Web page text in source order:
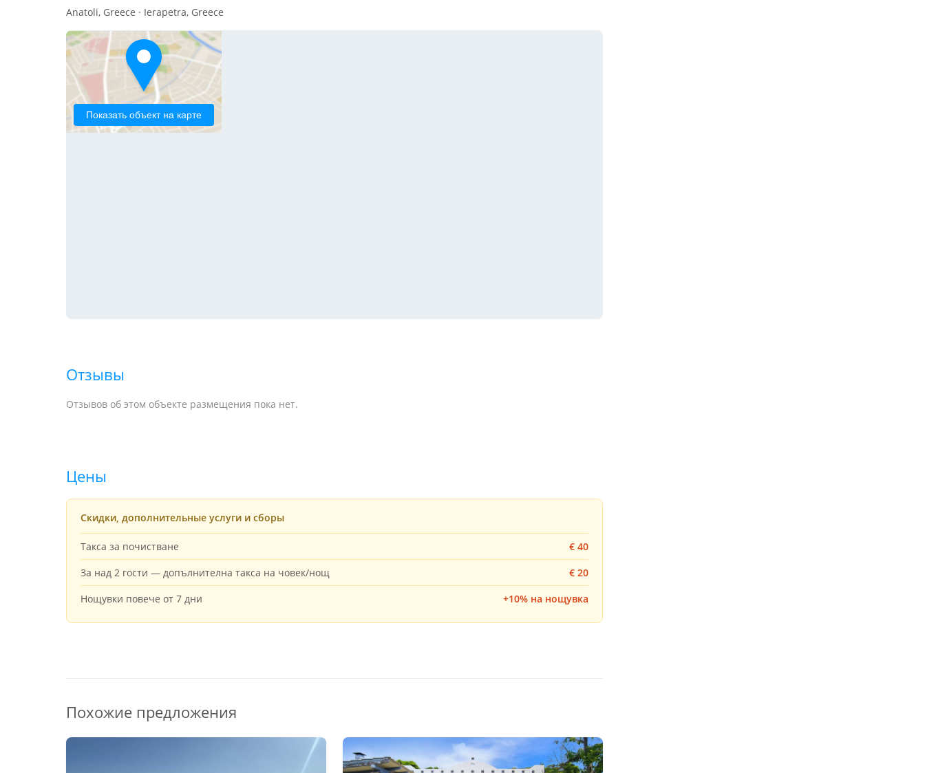
Anatoli, Greece · Ierapetra, Greece
Показать объект на карте
Отзывы
Отзывов об этом объекте размещения пока нет.
Цены
Скидки, дополнительные услуги и сборы
Такса за почистване
€ 40
За над 2 гости — допълнителна такса на човек/нощ
€ 20
Нощувки повече от 7 дни
+10% на нощувка
Похожие предложения